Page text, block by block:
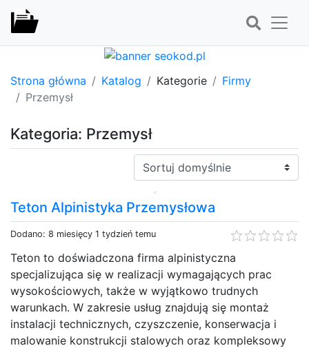
Strona główna Katalog Kategorie
Firmy
Przemysł
Kategoria: Przemysł
Sortuj:
Teton Alpinistyka Przemysłowa
Dodano: 8 miesięcy 1 tydzień temu
Teton to doświadczona firma alpinistyczna
specjalizująca się w realizacji wymagających prac
wysokościowych, także w wyjątkowo trudnych
warunkach. W zakresie usług znajdują się montaż
instalacji technicznych, czyszczenie, konserwacja i
malowanie konstrukcji stalowych oraz kompleksowy